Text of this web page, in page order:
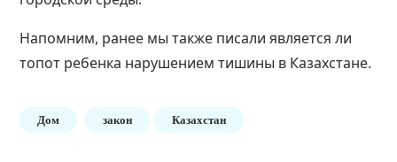
Напомним, ранее мы также писалиявляется ли
топот ребенка нарушением тишины в Казахстане.
Дом закон Казахстан